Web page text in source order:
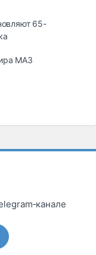
65-
МАЗ